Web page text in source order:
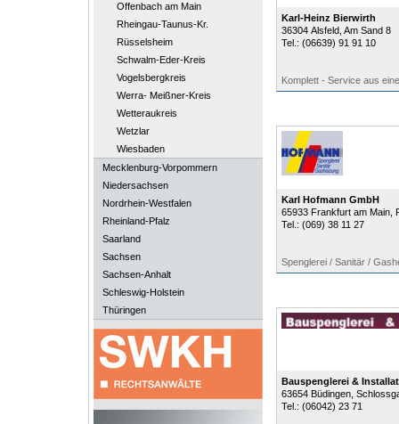
Offenbach am Main
Rheingau-Taunus-Kr.
Rüsselsheim
Schwalm-Eder-Kreis
Vogelsbergkreis
Werra- Meißner-Kreis
Wetteraukreis
Wetzlar
Wiesbaden
Mecklenburg-Vorpommern
Niedersachsen
Nordrhein-Westfalen
Rheinland-Pfalz
Saarland
Sachsen
Sachsen-Anhalt
Schleswig-Holstein
Thüringen
Karl-Heinz Bierwirth
36304 Alsfeld, Am Sand 8
Tel.: (06639) 91 91 10
Komplett - Service aus
Karl Hofmann GmbH
65933 Frankfurt am Main,
Tel.: (069) 38 11 27
Spenglerei / Sanitär /
Bauspenglerei &
63654 Büdingen,
Tel.: (06042) 23 71